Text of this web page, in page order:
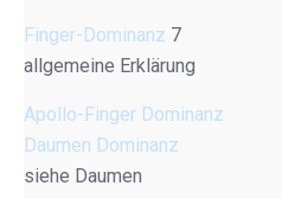
Finger-Dominanz 7
allgemeine Erklärung
Apollo-Finger Dominanz
Daumen Dominanz
siehe Daumen